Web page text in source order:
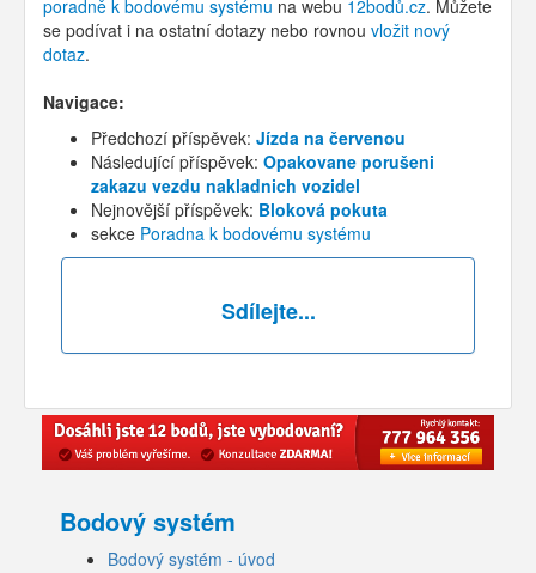
poradně k bodovému systému na webu 12bodů.cz. Můžete
se podívat i na ostatní dotazy nebo rovnou vložit nový
dotaz.
Navigace:
Předchozí příspěvek: Jízda na červenou
Následující příspěvek: Opakovane porušeni
zakazu vezdu nakladnich vozidel
Nejnovější příspěvek: Bloková pokuta
sekce Poradna k bodovému systému
Sdílejte...
Bodový systém
Bodový systém - úvod